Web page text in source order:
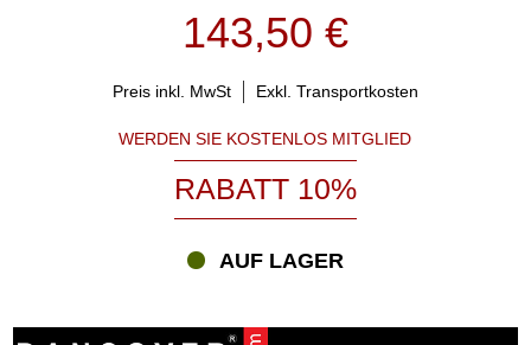
143,50 €
Preis inkl. MwSt Exkl. Transportkosten
WERDEN SIE KOSTENLOS MITGLIED
RABATT 10%
AUF LAGER